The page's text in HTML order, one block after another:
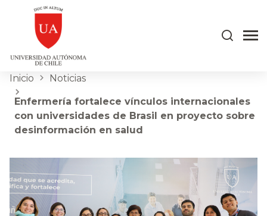
Inicio Noticias
Enfermería fortalece vínculos internacionales
con universidades de Brasil en proyecto sobre
desinformación en salud